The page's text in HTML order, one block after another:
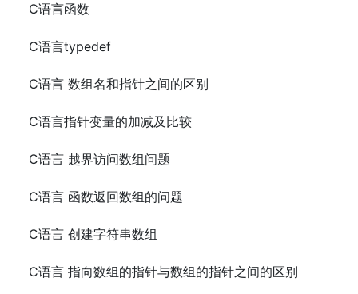
C语言函数
C语言typedef
C语言 数组名和指针之间的区别
C语言指针变量的加减及比较
C语言 越界访问数组问题
C语言 函数返回数组的问题
C语言 创建字符串数组
C语言 指向数组的指针与数组的指针之间的区别